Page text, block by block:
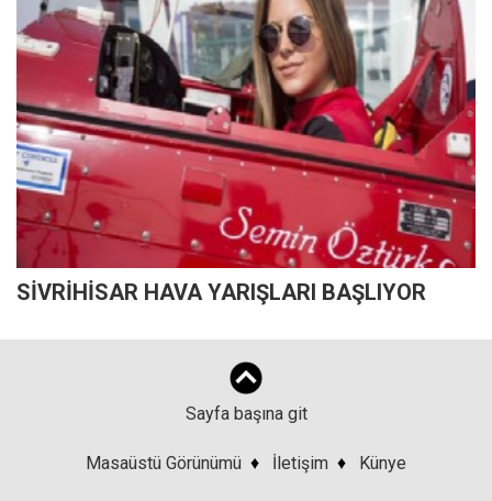
SİVRİHİSAR HAVA YARIŞLARI BAŞLIYOR
Sayfa başına git
Masaüstü Görünümü ♦ İletişim ♦ Künye